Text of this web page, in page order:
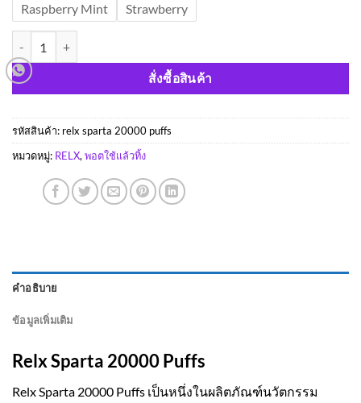
Raspberry Mint
Strawberry
สั่งซื้อสินค้า
รหัสสินค้า: relx sparta 20000 puffs
หมวดหมู่: RELX, พอตใช้แล้วทิ้ง
คำอธิบาย
ข้อมูลเพิ่มเติม
Relx Sparta 20000 Puffs
Relx Sparta 20000 Puffs เป็นหนึ่งในผลิตภัณฑ์นวัตกรรม